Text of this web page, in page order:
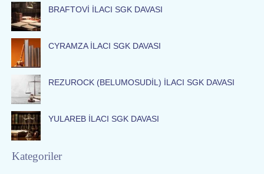
o
r
:
BRAFTOVİ İLACI SGK DAVASI
CYRAMZA İLACI SGK DAVASI
REZUROCK (BELUMOSUDİL) İLACI SGK DAVASI
YULAREB İLACI SGK DAVASI
Kategoriler